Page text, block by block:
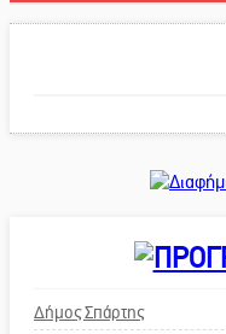
Δήμος Σπάρτης